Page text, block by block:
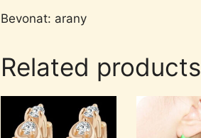
Bevonat: arany
Related products